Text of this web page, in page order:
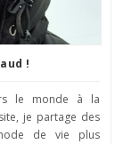
!
le monde à la
je partage des
de vie plus